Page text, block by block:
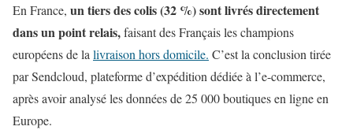
En France, un tiers des colis (32 %) sont livrés directement
dans un point relais,faisant des Français les champions
européens de lalivraison hors domicile. C’est la conclusion tirée
par Sendcloud, plateforme d’expédition dédiée à l’e-commerce,
après avoir analysé les données de 25 000 boutiques en ligne en
Europe.